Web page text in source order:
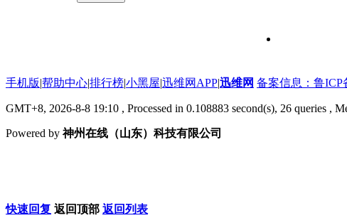
手机版|帮助中心|排行榜|小黑屋|迅维网APP|迅维网 备案信息：鲁ICP
GMT+8, 2026-8-8 19:10 , Processed in 0.108883 second(s), 26 queries ,
Powered by神州在线（山东）科技有限公司
快速回复 返回顶部 返回列表